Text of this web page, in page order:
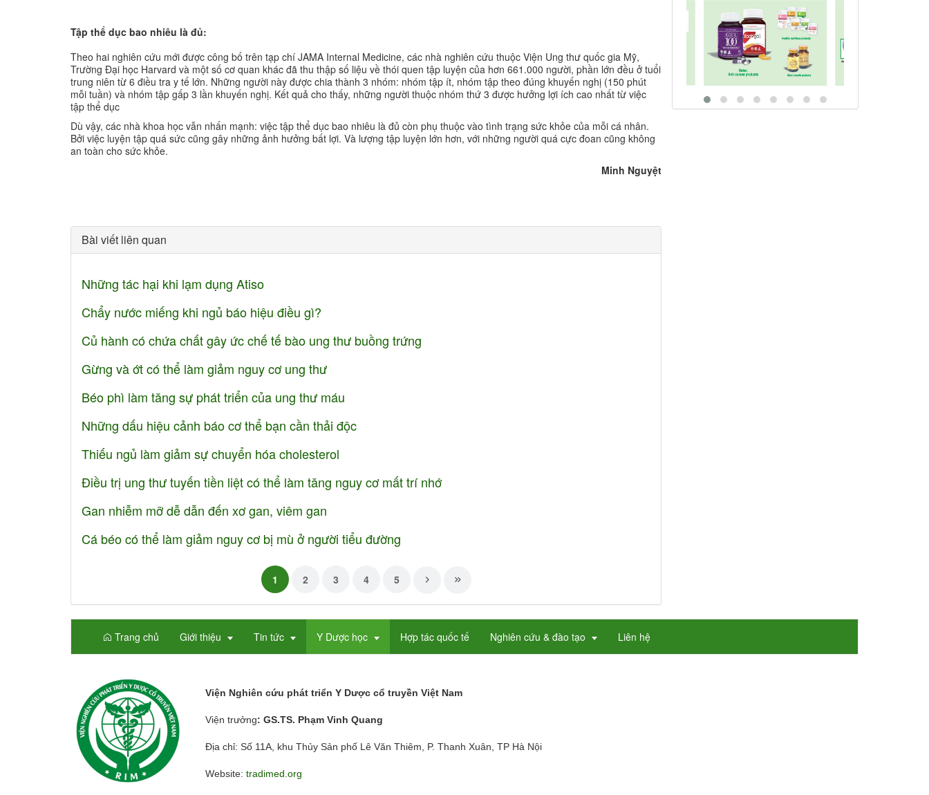
Tập thể dục bao nhiêu là đủ:
Theo hai nghiên cứu mới được công bố trên tạp chí JAMA Internal Medicine, các nhà nghiên cứu thuộc Viện Ung thư quốc gia Mỹ,
Trường Đại học Harvard và một số cơ quan khác đã thu thập số liệu về thói quen tập luyện của hơn 661.000 người, phần lớn đều ở tuổi
trung niên từ 6 điều tra y tế lớn. Những người này được chia thành 3 nhóm: nhóm tập ít, nhóm tập theo đúng khuyến nghị (150 phút
mỗi tuần) và nhóm tập gấp 3 lần khuyến nghị. Kết quả cho thấy, những người thuộc nhóm thứ 3 được hưởng lợi ích cao nhất từ việc
tập thể dục
Dù vậy, các nhà khoa học vẫn nhấn mạnh: việc tập thể dục bao nhiêu là đủ còn phụ thuộc vào tình trạng sức khỏe của mỗi cá nhân.
Bởi việc luyện tập quá sức cũng gây những ảnh hưởng bất lợi. Và lượng tập luyện lớn hơn, với những người quá cực đoan cũng không
an toàn cho sức khỏe.
Minh Nguyệt
Bài viết liên quan
Những tác hại khi lạm dụng Atiso
Chẩy nước miếng khi ngủ báo hiệu điều gì?
Củ hành có chứa chất gây ức chế tế bào ung thư buồng trứng
Gừng và ớt có thể làm giảm nguy cơ ung thư
Béo phì làm tăng sự phát triển của ung thư máu
Những dấu hiệu cảnh báo cơ thể bạn cần thải độc
Thiếu ngủ làm giảm sự chuyển hóa cholesterol
Điều trị ung thư tuyến tiền liệt có thể làm tăng nguy cơ mất trí nhớ
Gan nhiễm mỡ dễ dẫn đến xơ gan, viêm gan
Cá béo có thể làm giảm nguy cơ bị mù ở người tiểu đường
1 2 3 4 5
Trang chủ Giới thiệu Tin tức Y Dược học Hợp tác quốc tế Nghiên cứu & đào tạo Liên hệ
Viện Nghiên cứu phát triển Y Dược cổ truyền Việt Nam
Viện trưởng: GS.TS. Phạm Vinh Quang
Địa chỉ: Số 11A, khu Thủy Sản phố Lê Văn Thiêm, P. Thanh Xuân, TP Hà Nội
Website: tradimed.org